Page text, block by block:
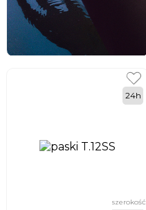
szerokość
24h